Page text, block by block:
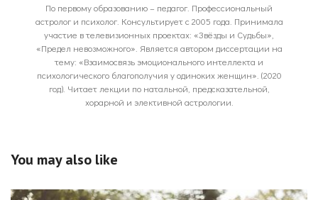
По первому образованию – педагог. Профессиональный
астролог и психолог. Консультирует с 2005 года. Принимала
участие в телевизионных проектах: «Звёзды и Судьбы»,
«Предел невозможного». Является автором диссертации на
тему: «Взаимосвязь эмоционального интеллекта и
психологического благополучия у одиноких женщин». (2020
год). Читает лекции по натальной, предсказательной,
хорарной и элективной астрологии.
You may also like